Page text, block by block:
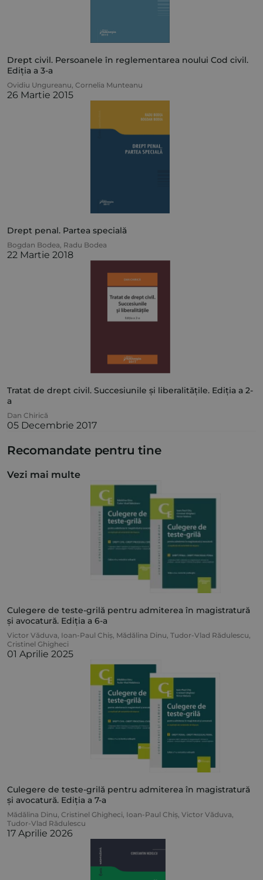
Drept civil. Persoanele în reglementarea noului Cod civil.
Ediția a 3-a
Ovidiu Ungureanu, Cornelia Munteanu
26 Martie 2015
Drept penal. Partea specială
Bogdan Bodea, Radu Bodea
22 Martie 2018
Tratat de drept civil. Succesiunile și liberalitățile. Ediția a 2-
a
Dan Chirică
05 Decembrie 2017
Recomandate pentru tine
Vezi mai multe
Culegere de teste-grilă pentru admiterea în magistratură
și avocatură. Ediția a 6-a
Victor Văduva, Ioan-Paul Chiș, Mădălina Dinu, Tudor-Vlad Rădulescu,
Cristinel Ghigheci
01 Aprilie 2025
Culegere de teste-grilă pentru admiterea în magistratură
și avocatură. Ediția a 7-a
Mădălina Dinu, Cristinel Ghigheci, Ioan-Paul Chiș, Victor Văduva,
Tudor-Vlad Rădulescu
17 Aprilie 2026